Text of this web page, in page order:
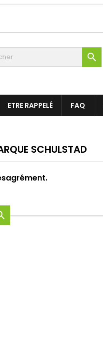

ETRE RAPPELÉ FAQ
SCHULSTAD